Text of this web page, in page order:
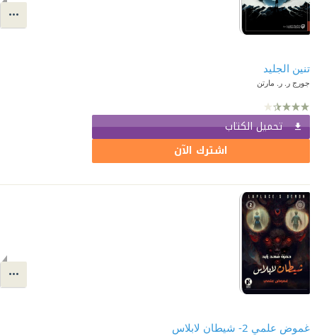
تنين الجليد
جورج ر. ر. مارتن
تحميل الكتاب
اشترك الآن
غموض علمي 2- شيطان لابلاس